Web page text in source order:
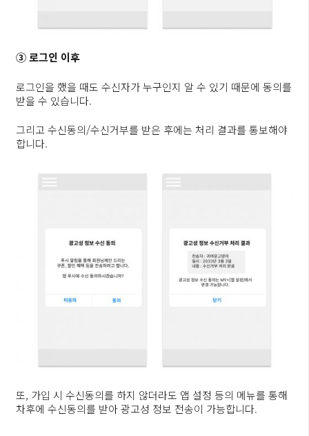
③ 로그인 이후
로그인을 했을 때도 수신자가 누구인지 알 수 있기 때문에 동의를
받을 수 있습니다.
그리고 수신동의/수신거부를 받은 후에는 처리 결과를 통보해야
합니다.
또, 가입 시 수신동의를 하지 않더라도 앱 설정 등의 메뉴를 통해
차후에 수신동의를 받아 광고성 정보 전송이 가능합니다.